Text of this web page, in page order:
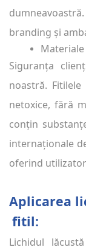
branding și
Siguranța
noastră.
netoxice, fără
conțin
internaționale
oferind
Aplicarea
fitil:
Lichidul lăcustă